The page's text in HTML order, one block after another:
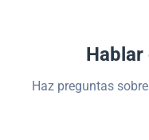
Hablar
Haz preguntas